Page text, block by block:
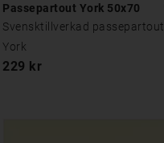
Passepartout York 50x70
Svensktillverkad passepartout
York
229 kr